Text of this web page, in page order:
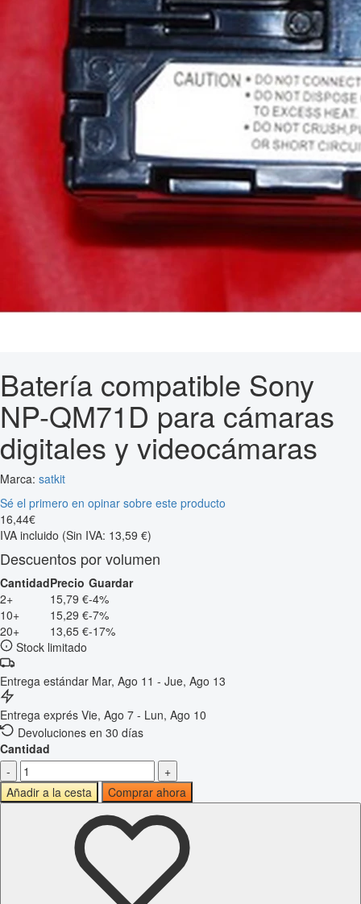
Batería compatible Sony
NP-QM71D para cámaras
digitales y videocámaras
Marca: satkit
Sé el primero en opinar sobre este producto
16,44€
IVA incluido (Sin IVA: 13,59 €)
Descuentos por volumen
CantidadPrecio Guardar
2+
15,79 €-4%
10+
15,29 €-7%
20+
13,65 €-17%
Stock limitado
Entrega estándar Mar, Ago 11 - Jue, Ago 13
Entrega exprés Vie, Ago 7 - Lun, Ago 10
Devoluciones en 30 días
Cantidad
-
+
Añadir a la cesta
Comprar ahora